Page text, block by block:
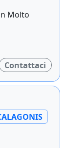
Molto
Contattaci